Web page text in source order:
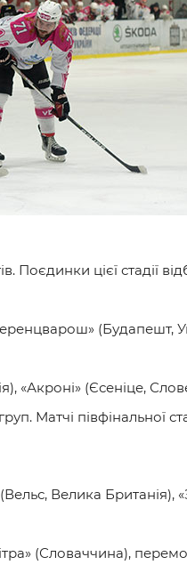
цієї стадії
(Будапешт,
«Акроні» (Єсеніце,
Матчі півфінальної
Велика
(Словаччина),